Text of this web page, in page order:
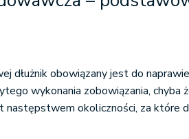
dłużnik obowiązany jest do
wykonania zobowiązania, chyba
okoliczności, za które